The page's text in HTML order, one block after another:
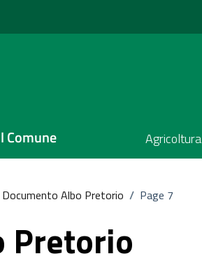
Comune Agricoltura
Documento Albo Pretorio / Page 7
Pretorio